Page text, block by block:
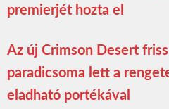
premierjét hozta el
Az új Crimson Desert
paradicsoma lett a
eladható portékával